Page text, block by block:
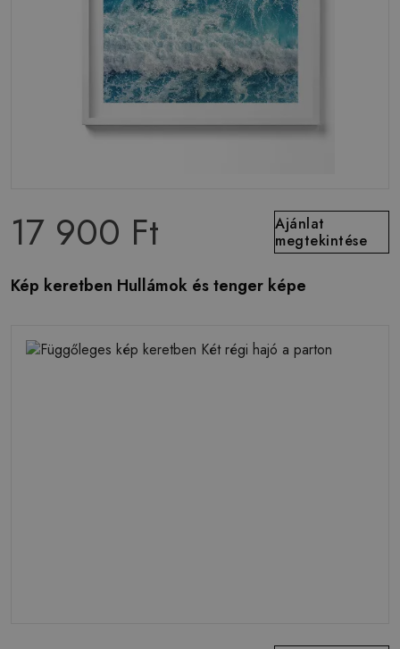
17 900 Ft
Ajánlat
megtekintése
Kép keretben Hullámok és tenger képe